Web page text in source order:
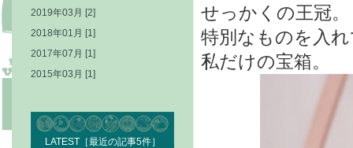
せっかくの王冠。
特別なものを入
私だけの宝箱。
2019年03月 [2]
2018年01月 [1]
2017年07月 [1]
2015年03月 [1]
LATEST［最近の記事5件］